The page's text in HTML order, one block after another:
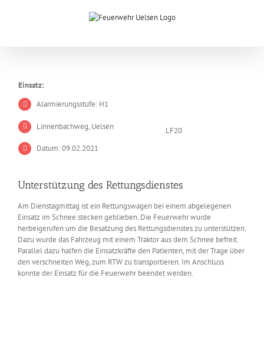
Einsatz:
Alarmierungsstufe: H1
Linnenbachweg, Uelsen
Datum: 09.02.2021
LF20
Unterstützung des Rettungsdienstes
Am Dienstagmittag ist ein Rettungswagen bei einem abgelegenen
Einsatz im Schnee stecken geblieben. Die Feuerwehr wurde
herbeigerufen um die Besatzung des Rettungsdienstes zu unterstützen.
Dazu wurde das Fahrzeug mit einem Traktor aus dem Schnee befreit.
Parallel dazu halfen die Einsatzkräfte den Patienten, mit der Trage über
den verschneiten Weg, zum RTW zu transportieren. Im Anschluss
konnte der Einsatz für die Feuerwehr beendet werden.